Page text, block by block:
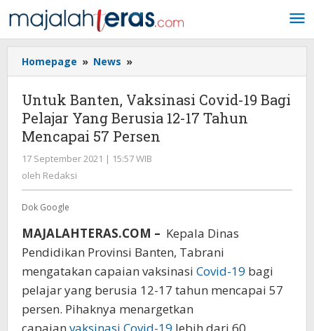
ke
konten
Homepage » News »
Banten,
Vaksinasi
Covid-
19
Bagi
Yang
12-
Mencapai
57
Persen
Untuk Banten, Vaksinasi Covid-19 Bagi
Pelajar Yang Berusia 12-17 Tahun
Mencapai 57 Persen
17 September 2021 | 15:57 WIB
oleh Redaksi
Dok Google
MAJALAHTERAS.COM – Kepala Dinas
Pendidikan Provinsi Banten, Tabrani
mengatakan capaian vaksinasi Covid-19 bagi
pelajar yang berusia 12-17 tahun mencapai 57
persen. Pihaknya menargetkan